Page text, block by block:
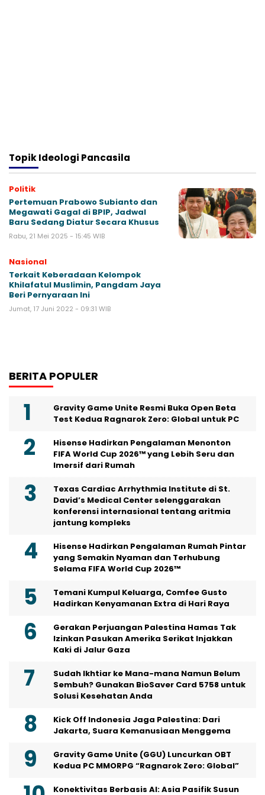
TopikIdeologi Pancasila
Politik
Pertemuan Prabowo Subianto dan
Megawati Gagal di BPIP, Jadwal
Baru Sedang Diatur Secara Khusus
Rabu, 21 Mei 2025 - 15:45 WIB
Nasional
Terkait Keberadaan Kelompok
Khilafatul Muslimin, Pangdam Jaya
Beri Pernyaraan Ini
Jumat, 17 Juni 2022 - 09:31 WIB
BERITA POPULER
Gravity Game Unite Resmi Buka Open Beta
Test Kedua Ragnarok Zero: Global untuk PC
Hisense Hadirkan Pengalaman Menonton
FIFA World Cup 2026™ yang Lebih Seru dan
Imersif dari Rumah
Texas Cardiac Arrhythmia Institute di St.
David’s Medical Center selenggarakan
konferensi internasional tentang aritmia
jantung kompleks
Hisense Hadirkan Pengalaman Rumah Pintar
yang Semakin Nyaman dan Terhubung
Selama FIFA World Cup 2026™
Temani Kumpul Keluarga, Comfee Gusto
Hadirkan Kenyamanan Extra di Hari Raya
Gerakan Perjuangan Palestina Hamas Tak
Izinkan Pasukan Amerika Serikat Injakkan
Kaki di Jalur Gaza
Sudah Ikhtiar ke Mana-mana Namun Belum
Sembuh? Gunakan BioSaver Card 5758 untuk
Solusi Kesehatan Anda
Kick Off Indonesia Jaga Palestina: Dari
Jakarta, Suara Kemanusiaan Menggema
Gravity Game Unite (GGU) Luncurkan OBT
Kedua PC MMORPG “Ragnarok Zero: Global”
Konektivitas Berbasis AI: Asia Pasifik Susun